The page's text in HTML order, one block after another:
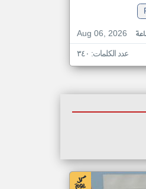
Aug 06, 2026
عدد الكلمات: ٣٤٠